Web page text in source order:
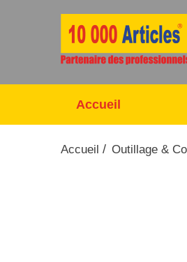
Accueil
Accueil / Outillage &